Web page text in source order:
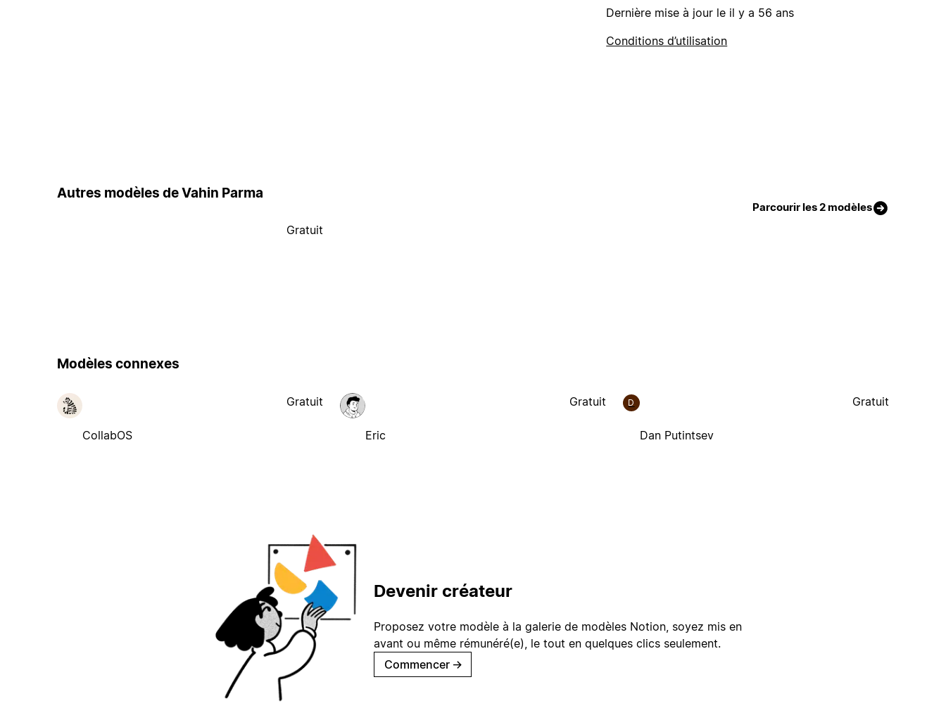
Dernière mise à jour le il y a 56 ans
Conditions d’utilisation
Autres modèles de Vahin Parma
Parcourir les 2 modèles
Gratuit
Modèles connexes
CollabOS
Gratuit
Eric
Gratuit D
Dan Putintsev
Gratuit
Devenir créateur
Proposez votre modèle à la galerie de modèles Notion, soyez mis en
avant ou même rémunéré(e), le tout en quelques clics seulement.
Commencer →